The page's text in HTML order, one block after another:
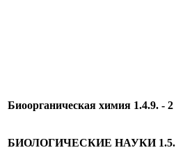
Биоорганическая химия 1.4.9. - 2
БИОЛОГИЧЕСКИЕ НАУКИ 1.5.